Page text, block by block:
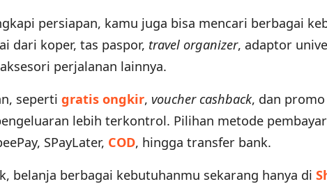
persiapan, kamu juga bisa mencari berbagai
dari koper, tas paspor, travel organizer, adaptor
perjalanan lainnya.
seperti gratis ongkir, voucher cashback, dan
lebih terkontrol. Pilihan metode
SPayLater, COD, hingga transfer bank.
belanja berbagai kebutuhanmu sekarang hanya di